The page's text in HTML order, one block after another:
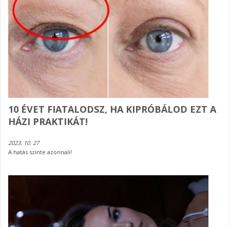
10 ÉVET FIATALODSZ, HA KIPRÓBÁLOD EZT A
HÁZI PRAKTIKÁT!
2023. 10. 27
A hatás szinte azonnali!